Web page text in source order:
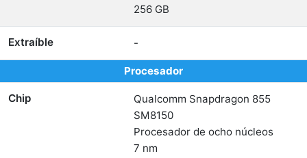
256 GB
Extraíble -
Procesador
Chip
Qualcomm Snapdragon 855
SM8150
Procesador de ocho núcleos
7 nm